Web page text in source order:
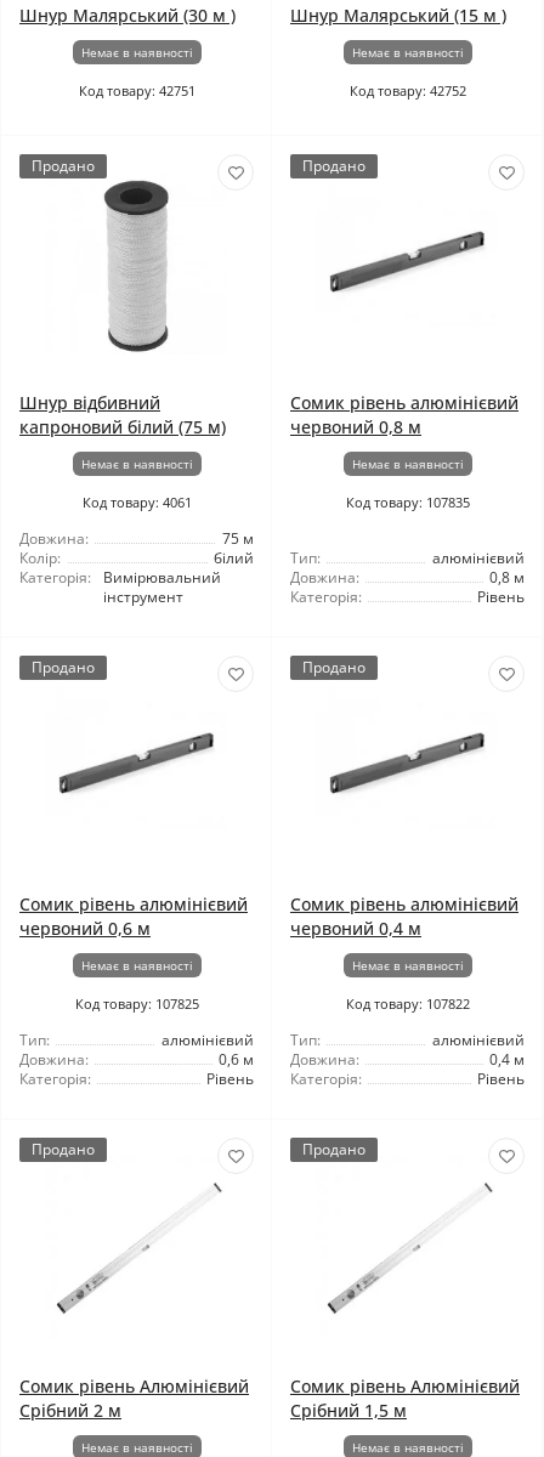
Шнур Малярський (30 м )
Немає в наявності
Код товару: 42751
Шнур Малярський (15 м )
Немає в наявності
Код товару: 42752
Продано
Шнур відбивний
капроновий білий (75 м)
Немає в наявності
Код товару: 4061
Довжина:
75 м
Колір:
білий
Категорія:
Вимірювальний
інструмент
Продано
Сомик рівень алюмінієвий
червоний 0,8 м
Немає в наявності
Код товару: 107835
Тип:
алюмінієвий
Довжина:
0,8 м
Категорія:
Рівень
Продано
Сомик рівень алюмінієвий
червоний 0,6 м
Немає в наявності
Код товару: 107825
Тип:
алюмінієвий
Довжина:
0,6 м
Категорія:
Рівень
Продано
Сомик рівень алюмінієвий
червоний 0,4 м
Немає в наявності
Код товару: 107822
Тип:
алюмінієвий
Довжина:
0,4 м
Категорія:
Рівень
Продано
Сомик рівень Алюмінієвий
Срібний 2 м
Немає в наявності
Продано
Сомик рівень Алюмінієвий
Срібний 1,5 м
Немає в наявності